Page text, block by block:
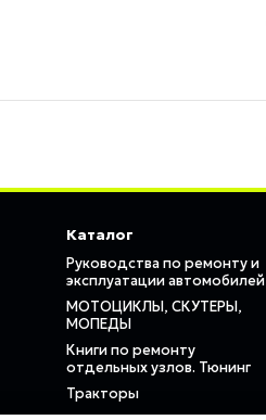
Каталог
Руководства по ремонту и
эксплуатации автомобилей
МОТОЦИКЛЫ, СКУТЕРЫ,
МОПЕДЫ
Книги по ремонту
отдельных узлов. Тюнинг
Тракторы